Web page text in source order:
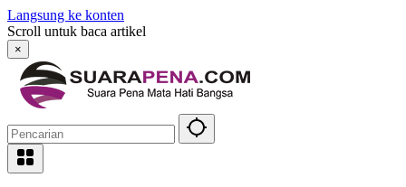
Langsung ke konten
Scroll untuk baca artikel
×